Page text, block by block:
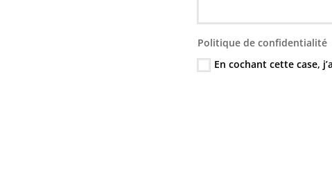
Politique de confidentialité
En cochant cette case,